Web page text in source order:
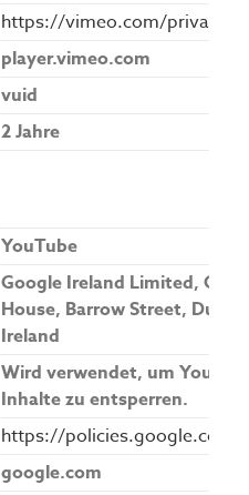
https://vimeo.com/privacy
player.vimeo.com
vuid
2 Jahre
YouTube
Google Ireland Limited,
House, Barrow Street,
Ireland
Wird verwendet, um
Inhalte zu entsperren.
https://policies.google.com/
google.com